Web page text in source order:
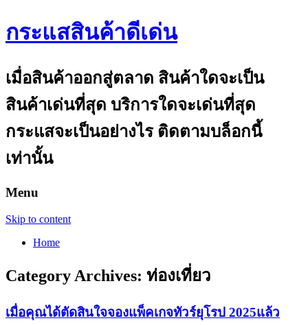
กระแสสินค้าดีเด่น
เมื่อสินค้าออกสู่ตลาด สินค้าใดจะเป็น
สินค้าเด่นที่สุด บริการใดจะเด่นที่สุด
กระแสจะเป็นอย่างไร ติดตามบล็อกนี้
เท่านั้น
Menu
Skip to content
Home
Category Archives: ท่องเที่ยว
เมื่อคุณได้ตัดสินใจจองแพ็คเกจทัวร์ยุโรป 2025แล้ว